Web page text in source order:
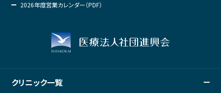
2026年度営業カレンダー（PDF）
クリニック一覧